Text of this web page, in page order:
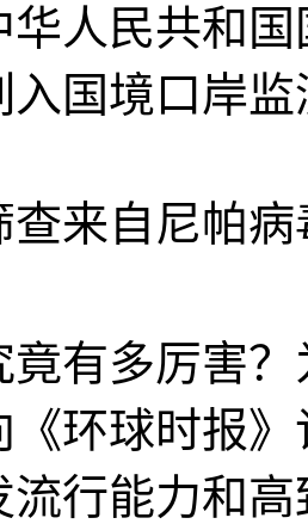
华人民共和
入国境口岸
查来自尼帕
竟有多厉害
《环球时报
流行能力和